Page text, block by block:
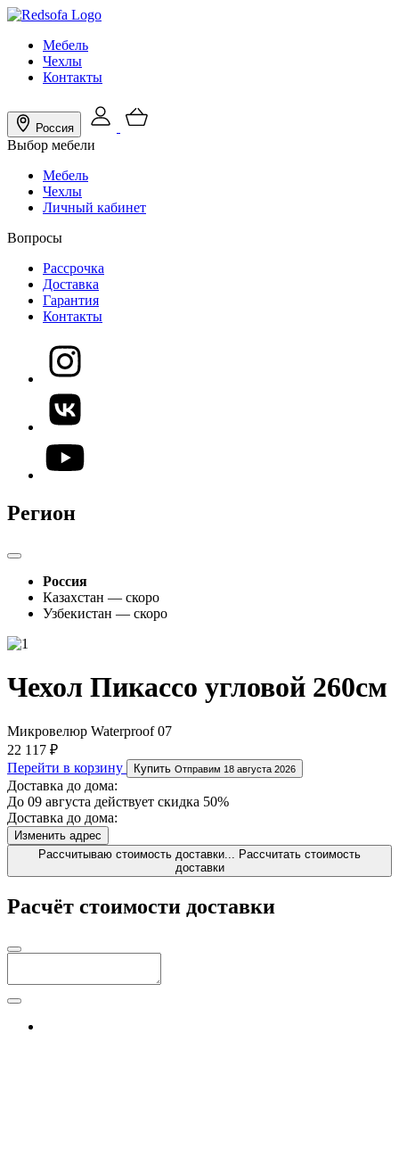
Мебель
Чехлы
Контакты
Россия
Выбор мебели
Мебель
Чехлы
Личный кабинет
Вопросы
Рассрочка
Доставка
Гарантия
Контакты
Регион
Россия
Казахстан — скоро
Узбекистан — скоро
Чехол Пикассо угловой 260см
Микровелюр Waterproof 07
22 117 ₽
Перейти в корзину
Купить Отправим 18 августа 2026
Доставка до дома:
До 09 августа действует скидка 50%
Доставка до дома:
Изменить адрес
Рассчитываю стоимость доставки...
Рассчитать стоимость
доставки
Расчёт стоимости доставки